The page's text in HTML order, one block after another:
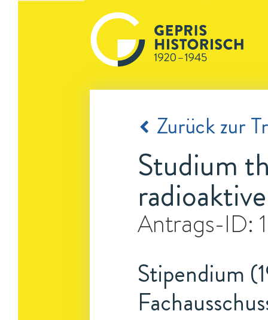
Zurück zur
Studium
Antrags-ID:
Stipendium